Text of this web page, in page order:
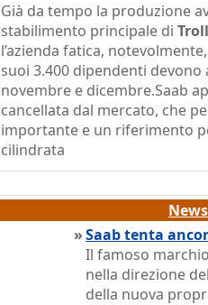
Già da tempo la produzione
stabilimento principale di
l’azienda fatica,
suoi 3.400 dipendenti
novembre e dicembre.Saab
cancellata dal mercato, che
importante e un riferimento
cilindrata
»Saab tenta
Il famoso
nella direzione
della nuova